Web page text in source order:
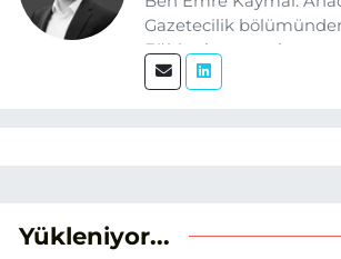
Gazetecilik
Eğitim hayatım
üretimi ve arama
Yükleniyor...